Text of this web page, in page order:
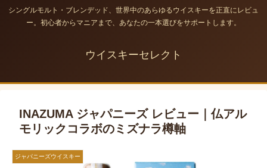
シングルモルト・ブレンデッド、世界中のあらゆるウイスキーを正直にレビュ
ー。初心者からマニアまで、あなたの一本選びをサポートします。
ウイスキーセレクト
INAZUMA ジャパニーズ レビュー｜仏アル
モリックコラボのミズナラ樽軸
ジャパニーズウイスキー